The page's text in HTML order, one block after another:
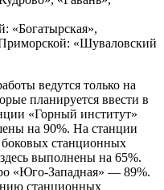
«Богатырская»,
«Шуваловский
ведутся только на
планируется ввести в
«Горный институт»
на 90%. На станции
боковых станционных
выполнены на 65%.
«Юго-Западная» — 89%.
станционных